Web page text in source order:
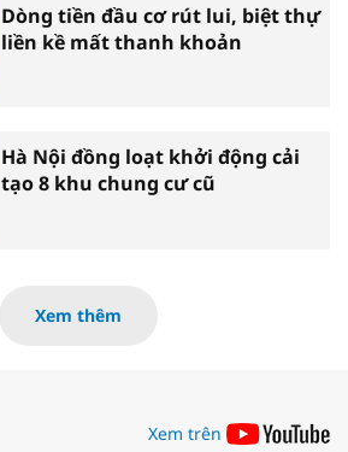
Dòng tiền đầu cơ rút lui, biệt thự
liền kề mất thanh khoản
Hà Nội đồng loạt khởi động cải
tạo 8 khu chung cư cũ
Xem thêm
Xem trên